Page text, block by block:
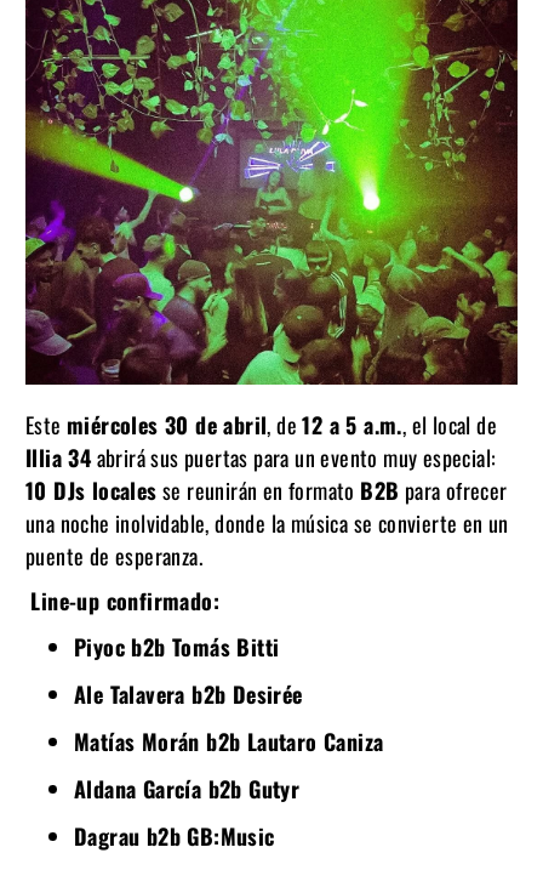
Este miércoles 30 de abril, de12 a 5 a.m., el local de
Illia 34abrirá sus puertas para un evento muy especial:
10 DJs localesse reunirán en formato B2B para ofrecer
una noche inolvidable, donde la música se convierte en un
puente de esperanza.
Line-up confirmado:
Piyoc b2b Tomás Bitti
Ale Talavera b2b Desirée
Matías Morán b2b Lautaro Caniza
Aldana García b2b Gutyr
Dagrau b2b GB:Music